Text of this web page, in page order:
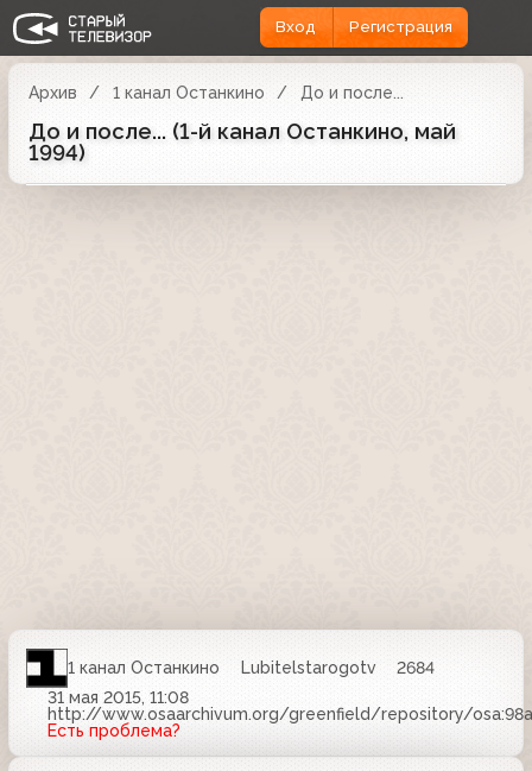
Вход Регистрация
Архив 1 канал Останкино До и после...
До и после... (1-й канал Останкино, май
1994)
1 канал Останкино Lubitelstarogotv
2684
31 мая 2015, 11:08
http://www.osaarchivum.org/greenfield/repository/
Есть проблема?